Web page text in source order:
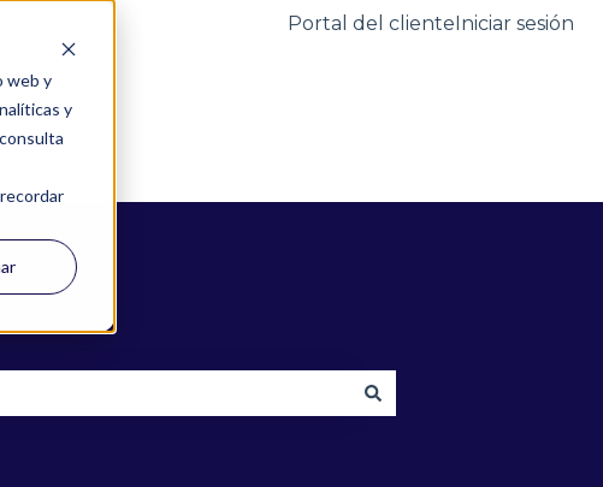
web y
y
Portal del clienteIniciar sesión